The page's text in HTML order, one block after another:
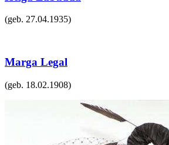
(geb. 27.04.1935)
Marga Legal
(geb. 18.02.1908)